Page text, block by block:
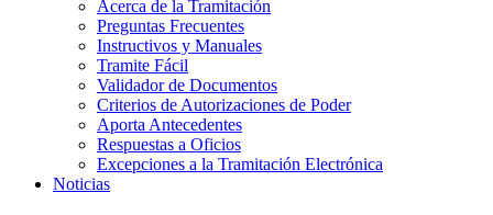
Acerca de la Tramitación
Preguntas Frecuentes
Instructivos y Manuales
Tramite Fácil
Validador de Documentos
Criterios de Autorizaciones de Poder
Aporta Antecedentes
Respuestas a Oficios
Excepciones a la Tramitación Electrónica
Noticias